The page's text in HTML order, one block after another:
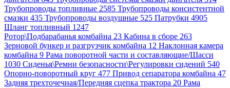
Трубопроводы топливные 2585 Трубопроводы консистентной
смазки 435 Трубопроводы воздушные 525 Патрубки 4905
Шланг топливный 1247
Ротор\Подбарабанья комбайна 23 Кабина в сборе 263
Зерновой бункер и разгрузчик комбайна 12 Наклонная камера
комбайна 9 Рама поворотной части и составляющие/Шасси
1030 Сиденья\Ремни безопасности\Регулировки сидений 540
Опорно-поворотный круг 477 Привод сепаратора комбайна 47
Задняя трехточечная/Передняя сцепка трактора 20 Рама